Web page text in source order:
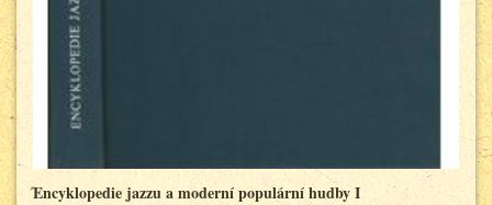
Encyklopedie jazzu a moderní populární hudby I